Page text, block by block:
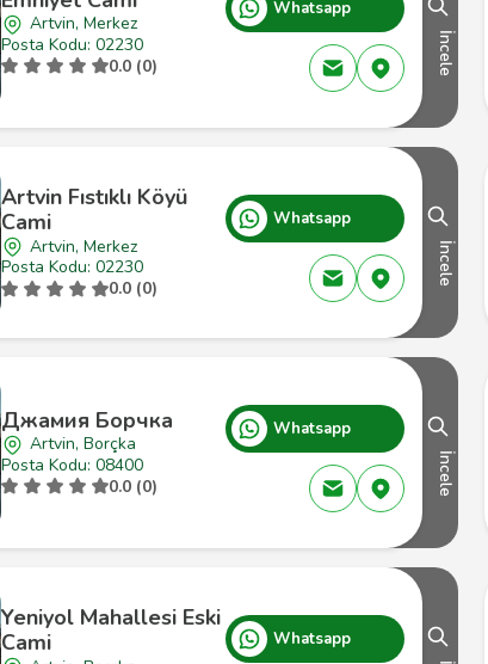
Artvin, Merkez
Posta Kodu: 02230
0.0 (0)
Whatsapp
İncele
Artvin Fıstıklı Köyü
Cami
Artvin, Merkez
Posta Kodu: 02230
0.0 (0)
Whatsapp
İncele
Джамия Борчка
Artvin, Borçka
Posta Kodu: 08400
0.0 (0)
Whatsapp
İncele
Yeniyol Mahallesi Eski
Cami
Whatsapp